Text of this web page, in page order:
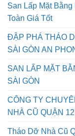
San Lấp Mặt
Toàn Giá Tốt
ĐẬP PHÁ THÁO
SÀI GÒN AN
SAN LẤP MẶT
SÀI GÒN
CÔNG TY
NHÀ CŨ QUẬN 12
Tháo Dỡ Nhà Cũ